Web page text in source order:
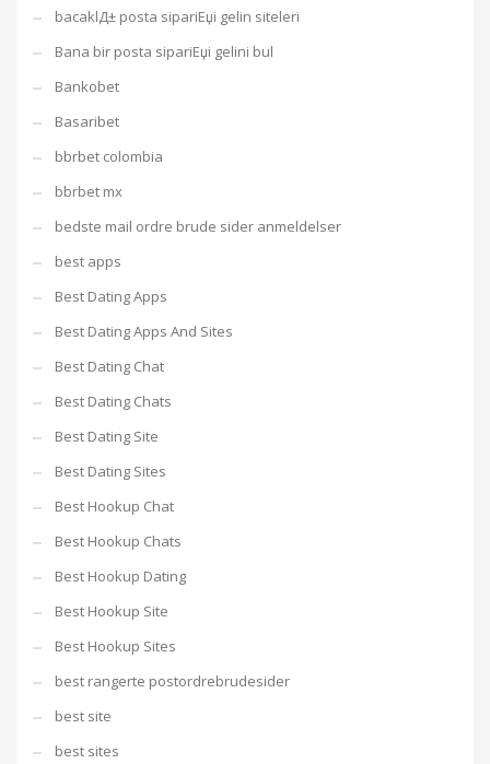
bacaklД± posta sipariЕџi gelin siteleri
Bana bir posta sipariЕџi gelini bul
Bankobet
Basaribet
bbrbet colombia
bbrbet mx
bedste mail ordre brude sider anmeldelser
best apps
Best Dating Apps
Best Dating Apps And Sites
Best Dating Chat
Best Dating Chats
Best Dating Site
Best Dating Sites
Best Hookup Chat
Best Hookup Chats
Best Hookup Dating
Best Hookup Site
Best Hookup Sites
best rangerte postordrebrudesider
best site
best sites